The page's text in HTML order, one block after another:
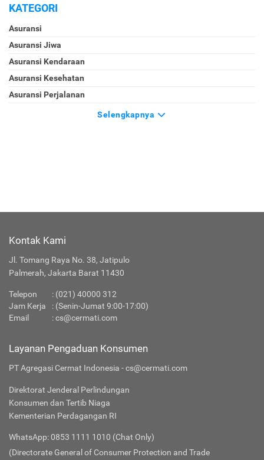
KATEGORI
Asuransi
Asuransi Jiwa
Asuransi Kendaraan
Asuransi Kesehatan
Asuransi Perjalanan
Selengkapnya
Kontak Kami
Jl. Tomang Raya No. 38, Jatipulo
Palmerah, Jakarta Barat 11430
Telepon : (021) 40000 312
Jam Kerja
: (Senin-Jumat 9:00-17:00)
Email
:cs@cermati.com
Layanan Pengaduan Konsumen
PT Agregasi Cermat Indonesia - cs@cermati.com
Direktorat Jenderal Perlindungan
Konsumen dan Tertib Niaga
Kementerian Perdagangan RI
WhatsApp: 0853 1111 1010 (Chat Only)
(Directorate General of Consumer Protection and Trade